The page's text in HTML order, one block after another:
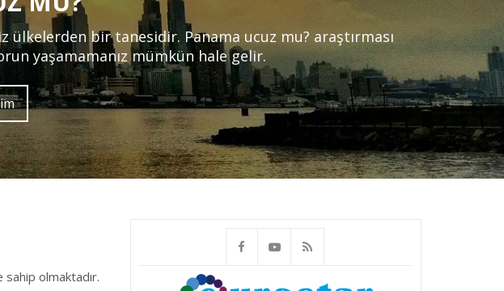
bir tanesidir. Panama ucuz mu? araştırması
yaşamamanız mümkün hale gelir.
olmaktadır.